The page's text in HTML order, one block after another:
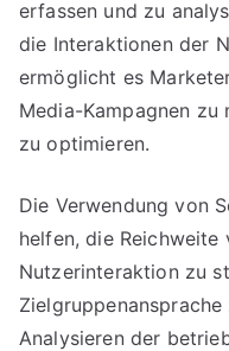
erfassen und zu
die Interaktionen der
ermöglicht es
Media-Kampagnen zu
zu optimieren.
Die Verwendung von
helfen, die Reichweite
Nutzerinteraktion zu
Analysieren der